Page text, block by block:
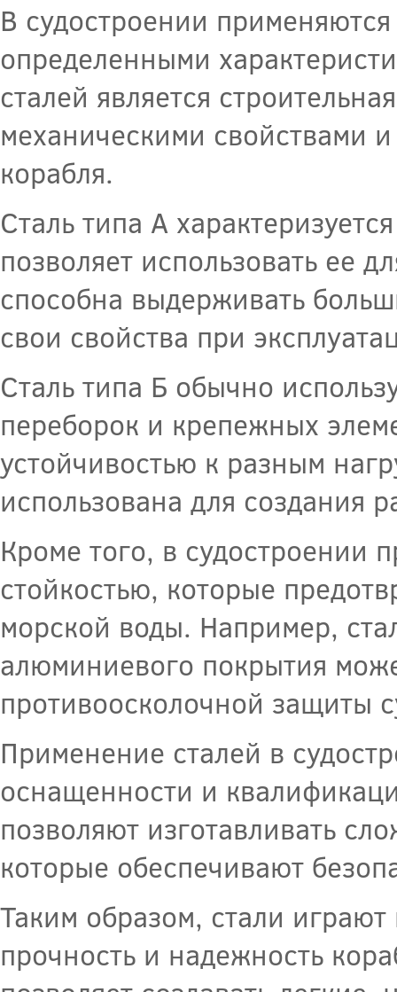
В судостроении
определенными
сталей является
механическими свойствами
корабля.
Сталь типа А
позволяет использовать ее
способна выдерживать
свои свойства при
Сталь типа Б обычно
переборок и крепежных
устойчивостью к разным
использована для создания
Кроме того, в судостроении
стойкостью, которые
морской воды. Например,
алюминиевого покрытия
противоосколочной защиты
Применение сталей в
оснащенности и
позволяют изготавливать
которые обеспечивают
Таким образом, стали
прочность и надежность